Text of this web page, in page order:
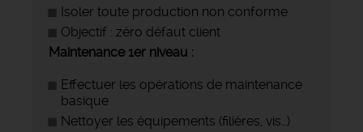
Isoler toute production non conforme
Objectif : zéro défaut client
Maintenance 1er niveau :
Effectuer les opérations de maintenance
basique
Nettoyer les équipements (filières, vis…)